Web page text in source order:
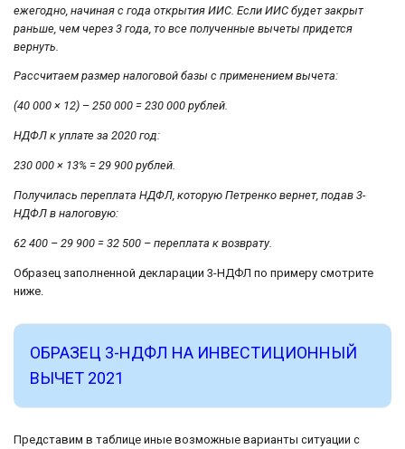
ежегодно, начиная с года открытия ИИС. Если ИИС будет закрыт
раньше, чем через 3 года, то все полученные вычеты придется
вернуть.
Рассчитаем размер налоговой базы с применением вычета:
(40 000 × 12) – 250 000 = 230 000 рублей.
НДФЛ к уплате за 2020 год:
230 000 × 13% = 29 900 рублей.
Получилась переплата НДФЛ, которую Петренко вернет, подав 3-
НДФЛ в налоговую:
62 400 – 29 900 = 32 500 – переплата к возврату.
Образец заполненной декларации 3-НДФЛ по примеру смотрите
ниже.
ОБРАЗЕЦ 3-НДФЛ НА ИНВЕСТИЦИОННЫЙ
ВЫЧЕТ 2021
Представим в таблице иные возможные варианты ситуации с